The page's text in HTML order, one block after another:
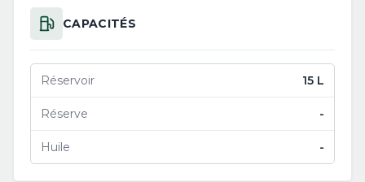
CAPACITÉS
Réservoir 15 L
Réserve -
Huile -